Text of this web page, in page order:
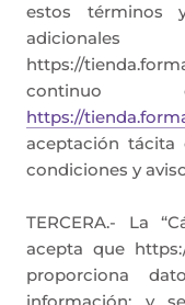
estos términos
https://
https://
aceptación tácita
condiciones y
TERCERA.- La
acepta que
proporciona